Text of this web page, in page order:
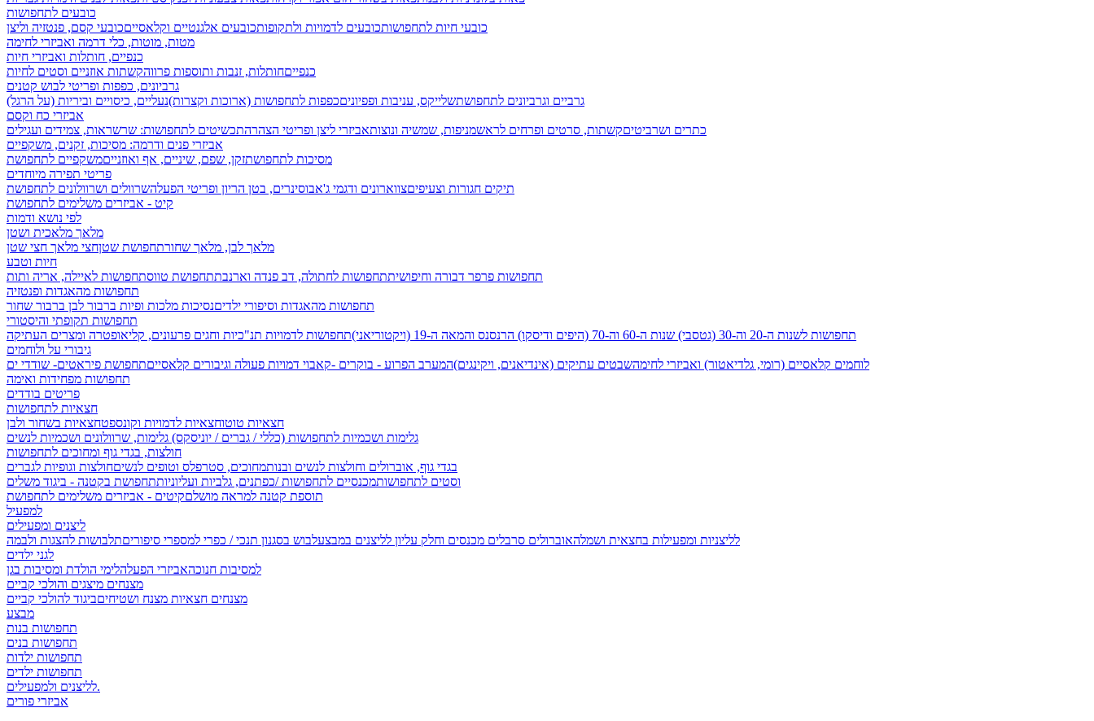
כובעים לתחפושות
כובעי חיות לתחפושותכובעים לדמויות ולתקופותכובעים אלגנטיים וקלאסייםכובעי קסם, פנטזיה וליצן
מטות, מוטות, כלי דרמה ואביזרי לחימה
כנפיים, חותלות ואביזרי חיות
כנפייםחותלות, זנבות ותוספות פרווהקשתות אוזניים וסטים לחיות
גרביונים, כפפות ופריטי לבוש קטנים
גרביים וגרביונים לתחפושתשלייקס, עניבות ופפיוניםכפפות לתחפושות (ארוכות וקצרות)נעליים, כיסויים וביריות (על הרגל)
אביזרי כח וקסם
כתרים ושרביטיםקשתות, סרטים ופרחים לראשמניפות, שמשיה ונוצותאביזרי ליצן ופריטי הצהרהתכשיטים לתחפושות: שרשראות, צמידים ועגילים
אביזרי פנים ודרמה: מסיכות, זקנים, משקפיים
מסיכות לתחפושתזקן, שפם, שיניים, אף ואוזנייםמשקפיים לתחפושת
פריטי תפירה מיוחדים
תיקים חגורות וצעיפיםצווארונים ודגמי ג'אבוסינרים, בטן הריון ופריטי הפעלהשרוולים ושרוולונים לתחפושת
קיט - אביזרים משלימים לתחפושת
לפי נושא ודמות
מלאך מלאכית ושטן
מלאך לבן, מלאך שחורתחפושת שטןחצי מלאך חצי שטן
חיות וטבע
תחפושות פרפר דבורה וחיפושיתתחפושות לחתולה, דב פנדה וארנבתתחפושת טווסתחפושות לאיילה, אריה ותות
תחפושות מהאגדות ופנטזיה
תחפושות מהאגדות וסיפורי ילדיםנסיכות מלכות ופיות ברבור לבן ברבור שחור
תחפושות תקופתי והיסטורי
תחפושות לשנות ה-20 וה-30 (גטסבי)
שנות ה-60 וה-70 (היפים ודיסקו) הרנסנס והמאה ה-19 (ויקטוריאני) תחפושות לדמויות תנ"כיות וחגים פרעונים, קליאופטרה ומצרים העתיקה
גיבורי על ולוחמים
לוחמים קלאסיים (רומי, גלדיאטור) ואביזרי לחימהשבטים עתיקים (אינדיאנים, ויקינגים)המערב הפרוע - בוקרים -קאבוי דמויות פעולה וגיבורים קלאסייםתחפושת פיראטים- שודדי ים
תחפושות מפחידות ואימה
פריטים בודדים
חצאיות לתחפושות
חצאיות טוטוחצאיות לדמויות וקונספטחצאיות בשחור ולבן
גלימות ושכמיות לתחפושות (כללי / גברים / יוניסקס) גלימות, שרוולונים ושכמיות לנשים
חולצות, בגדי גוף ומחוכים לתחפושות
בגדי גוף, אוברולים וחולצות לנשים ובנותמחוכים, סטרפלס וטופים לנשיםחולצות וגופיות לגברים
וסטים לתחפושותמכנסיים לתחפושות /כפתנים, גלביות ועליוניותתחפושת בקטנה - ביגוד משלים
תוספת קטנה למראה מושלםקיטים - אביזרים משלימים לתחפושת
למפעיל
ליצנים ומפעילים
לליצניות ומפעילות בחצאית ושמלהאוברולים סרבלים מכנסים וחלק עליון לליצנים במבצעלבוש בסגנון תנכי / כפרי למספרי סיפוריםתלבושות להצגות ולבמה
לגני ילדים
למסיבות חנוכהאביזרי הפעלהלימי הולדת ומסיבות בגן
מצנחים מיצגים והולכי קביים
מצנחים חצאיות מצנח ושטיחיםביגוד להולכי קביים
מבצע
תחפושות בנות
תחפושות בנים
תחפושות ילדות
תחפושות ילדים
לליצנים ולמפעילים.
אביזרי פורים